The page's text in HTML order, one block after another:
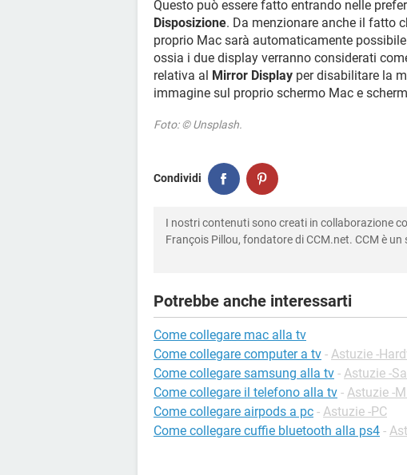
Questo può essere fatto entrando nelle
Disposizione. Da menzionare anche il fatto
proprio Mac sarà automaticamente
ossia i due display verranno considerati
relativa al Mirror Display per disabilitare la
immagine sul proprio schermo Mac e
Foto: © Unsplash.
Condividi
I nostri contenuti sono creati in collaborazione
François Pillou, fondatore di CCM.net. CCM è
Potrebbe anche interessarti
Come collegare mac alla tv
Come collegare computer a tv - Astuzie -
Come collegare samsung alla tv - Astuzie -
Come collegare il telefono alla tv - Astuzie -
Come collegare airpods a pc - Astuzie -PC
Come collegare cuffie bluetooth alla ps4 -